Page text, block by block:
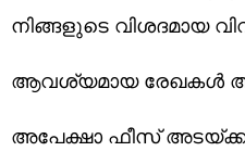
നിങ്ങളുടെ വിശദമായ
ആവശ്യമായ രേഖകൾ
അപേക്ഷാ ഫീസ്